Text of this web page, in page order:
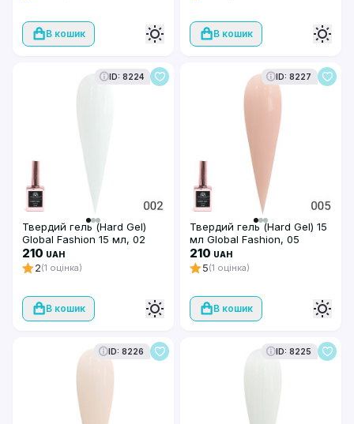
В кошик В кошик
ID: 8224
Твердий гель (Hard Gel)
Global Fashion 15 мл, 02
210 UAH
2(1 оцінка)
В кошик
ID: 8227
Твердий гель (Hard Gel) 15
мл Global Fashion, 05
210 UAH
5(1 оцінка)
В кошик
ID: 8226 ID: 8225